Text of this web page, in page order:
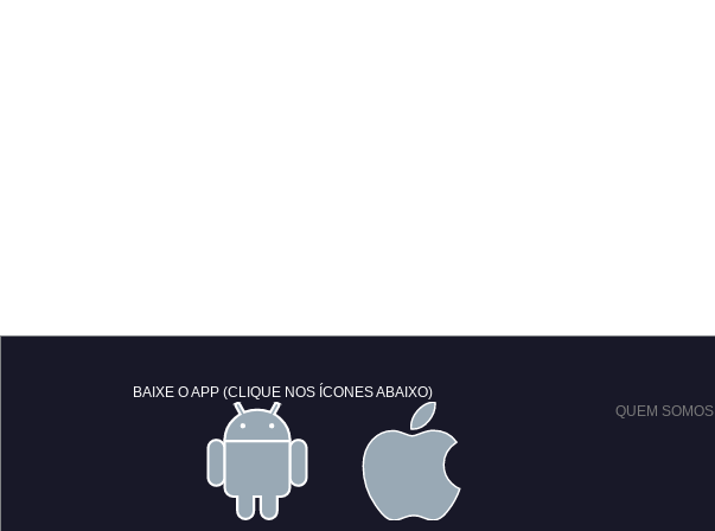
BAIXE O APP (CLIQUE NOS ÍCONES ABAIXO)
QUEM SOMOS